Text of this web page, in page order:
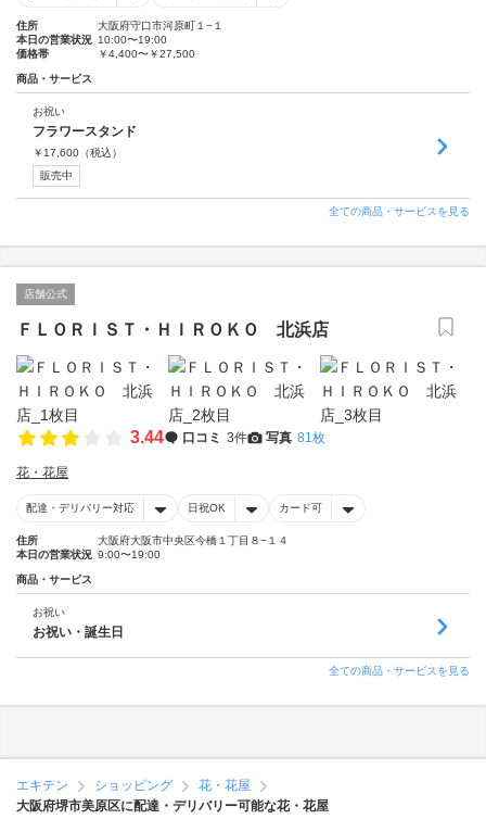
住所
大阪府守口市河原町１−１
本日の営業状況 10:00〜19:00
価格帯
￥4,400〜￥27,500
商品・サービス
お祝い
フラワースタンド
￥ 17,600 （税込）
販売中
全ての商品・サービスを見る
店舗公式
ＦＬＯＲＩＳＴ・ＨＩＲＯＫＯ 北浜店
3.44 口コミ 3件 写真 81枚
花・花屋
配達・デリバリー対応 日祝OK カード可
住所
大阪府大阪市中央区今橋１丁目８−１４
本日の営業状況 9:00〜19:00
商品・サービス
お祝い
お祝い・誕生日
全ての商品・サービスを見る
エキテン ショッピング
花・花屋
大阪府堺市美原区に配達・デリバリー可能な花・花屋